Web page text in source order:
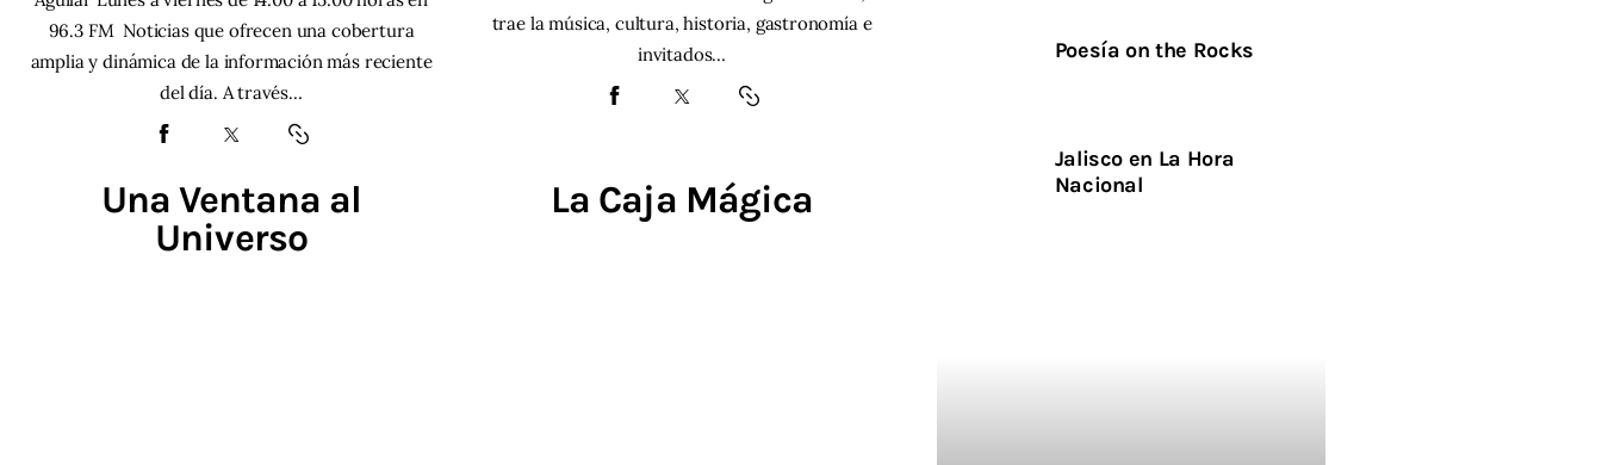
96.3 FM Noticias que ofrecen una cobertura
amplia y dinámica de la información más reciente
del día. A través…
trae la música, cultura, historia, gastronomía e
invitados…
Una Ventana al
Universo
La Caja Mágica
Poesía on the Rocks
Jalisco en La Hora
Nacional